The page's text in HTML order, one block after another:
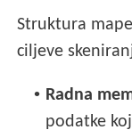
Struktura
ciljeve
• Radna
podatke